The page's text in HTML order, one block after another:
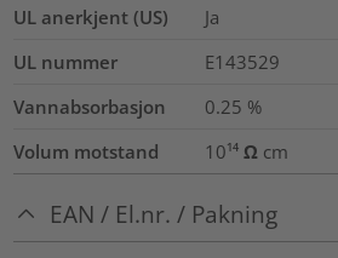
UL anerkjent (US)
Ja
UL nummer
E143529
Vannabsorbasjon
0.25 %
Volum motstand
10¹⁴ Ω cm
EAN / El.nr. / Pakning